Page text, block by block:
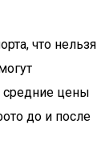
что нельзя
средние цены
до и после